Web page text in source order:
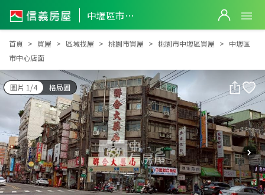
中壢區市中心店面
中壢區市中心店面
首頁 買屋 區域找屋 桃園市買屋 桃園市中壢區買屋
中壢區
市中心店面
圖片 1/4 格局圖